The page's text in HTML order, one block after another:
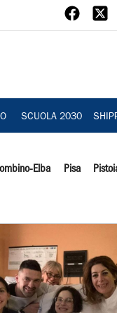
SCUOLA 2030
Elba Pisa